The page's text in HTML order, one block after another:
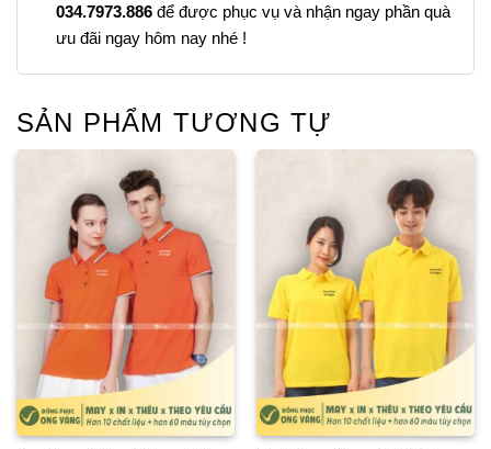
034.7973.886để được phục vụ và nhận ngay phần quà
ưu đãi ngay hôm nay nhé !
SẢN PHẨM TƯƠNG TỰ